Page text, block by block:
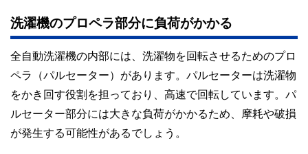
洗濯機のプロペラ部分に負荷がかかる
全自動洗濯機の内部には、洗濯物を回転させるためのプロ
ペラ（パルセーター）があります。パルセーターは洗濯物
をかき回す役割を担っており、高速で回転しています。パ
ルセーター部分には大きな負荷がかかるため、摩耗や破損
が発生する可能性があるでしょう。